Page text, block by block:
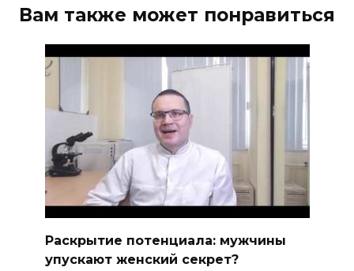
Вам также может понравиться
Раскрытие потенциала: мужчины
упускают женский секрет?